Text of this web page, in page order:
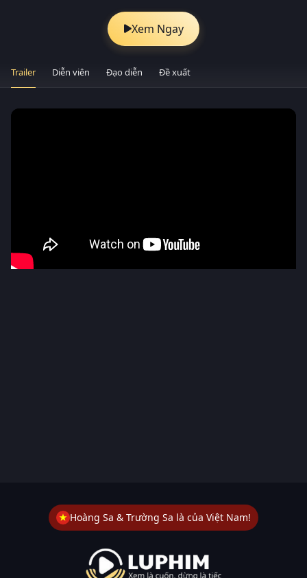
Xem Ngay
Trailer Diễn viên Đạo diễn Đề xuất
Hoàng Sa & Trường Sa là của Việt Nam!